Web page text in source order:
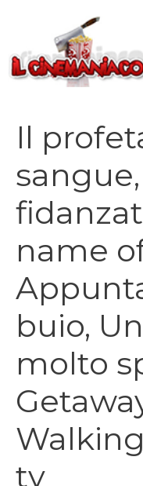
contenuto
Il
name
buio,
molto
tv